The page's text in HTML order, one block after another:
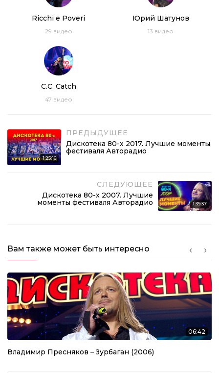
Ricchi e Poveri
29 видео
Юрий Шатунов
13 видео
C.C. Catch
47 видео
1:25:16
ПРЕДЫДУЩЕЕ
Дискотека 80-х 2017. Лучшие моменты
фестиваля Авторадио
СЛЕДУЮЩЕЕ
Дискотека 80-х 2007. Лучшие
моменты фестиваля Авторадио
1:39:37
Вам также может быть интересно
06:42
Владимир Пресняков – Зурбаган (2006)